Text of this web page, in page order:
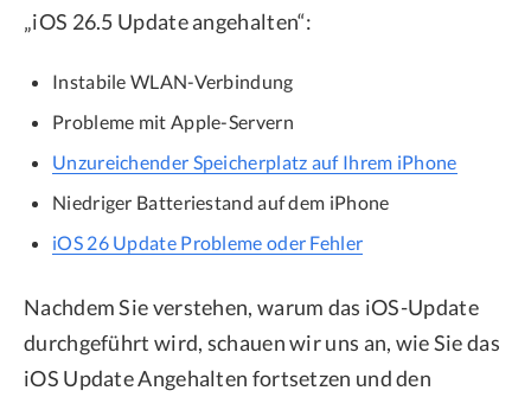
„iOS 26.5 Update angehalten“:
Instabile WLAN-Verbindung
Probleme mit Apple-Servern
Unzureichender Speicherplatz auf Ihrem iPhone
Niedriger Batteriestand auf dem iPhone
iOS 26 Update Probleme oder Fehler
Nachdem Sie verstehen, warum das iOS-Update
durchgeführt wird, schauen wir uns an, wie Sie das
iOS Update Angehalten fortsetzen und den